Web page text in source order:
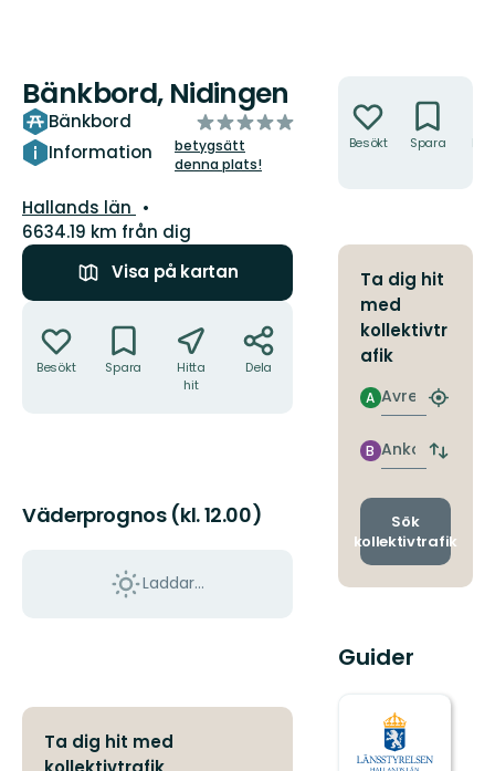
Bänkbord, Nidingen
Bänkbord
Information
av
5
stjärnor
betygsätt
denna plats!
Län:
Hallands län
6634.19 km från dig
Visa på kartan
Besökt Spara
Hitta
hit
Dela
Väderprognos (kl. 12.00)
Laddar...
Ta dig hit med
Besökt Spara
Ta dig hit
med
kollektivtr
afik
Avresa
A
Hitta
Ankomst
B
Byt
och
Sök
kollektivtrafik
Guider